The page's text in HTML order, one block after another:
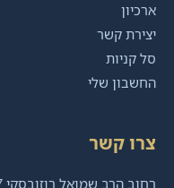
ארכיון
יצירת קשר
סל קניות
החשבון שלי
צרו קשר
רחוב הרב שמואל רוזובסקי 7, דירה 16